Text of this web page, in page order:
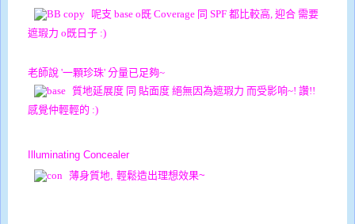
呢支 base o既 Coverage 同 SPF 都比較高, 迎合 需要
遮瑕力 o既日子 :)
老師說 '一顆珍珠' 分量已足夠~
質地延展度 同 貼面度 絕無因為遮瑕力 而受影响~! 讚!!
感覺仲輕輕的 :)
Illuminating Concealer
薄身質地, 輕鬆造出理想效果~